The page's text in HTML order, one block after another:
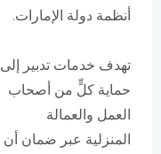
أنظمة دولة الإمارات.
تهدف خدمات تدبير إلى
حماية كلٍّ من أصحاب
العمل والعمالة
المنزلية عبر ضمان أن